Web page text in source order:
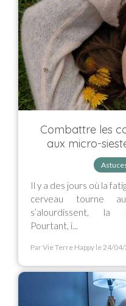
Combattre les
aux micro-
Il y a des jours où la
cerveau tourne
s’alourdissent, la
Pourtant, i...
Par Vie Terre Happy le 24/